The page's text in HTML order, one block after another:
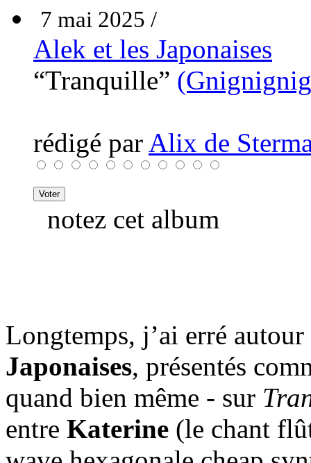
7 mai 2025 /
Alek et les Japonaises
“Tranquille”
rédigé par Alix de
notez cet album
Longtemps, j’ai erré
Japonaises, présentés
quand bien même - sur
entre Katerine (le chant